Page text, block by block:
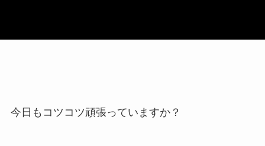
今日もコツコツ頑張っていますか？